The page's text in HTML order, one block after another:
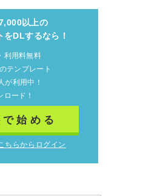
以上の
をDLするなら！
利用料無料
テンプレート
が利用中！
ロード！
始める
ちらからログイン